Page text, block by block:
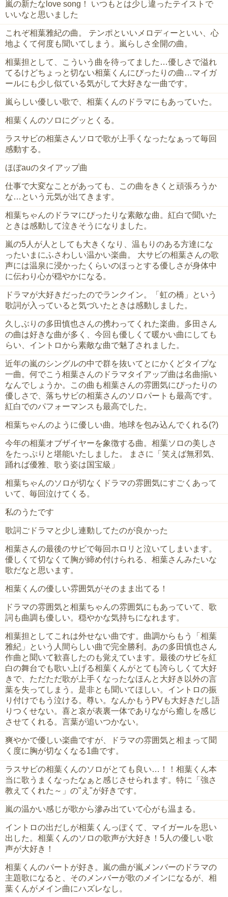
嵐の新たなlove song！ いつもとは少し違ったテイストで
いいなと思いました
これぞ相葉雅紀の曲。 テンポといいメロディーといい、心
地よくて何度も聞いてしまう。嵐らしさ全開の曲。
相葉担として、こういう曲を待ってました…優しさで溢れ
てるけどちょっと切ない相葉くんにぴったりの曲…マイガ
ールにも少し似ている気がして大好きな一曲です。
嵐らしい優しい歌で、相葉くんのドラマにもあっていた。
相葉くんのソロにグッとくる。
ラスサビの相葉さんソロで歌が上手くなったなぁって毎回
感動する。
ほぼauのタイアップ曲
仕事で大変なことがあっても、この曲をきくと頑張ろうか
な…という元気が出てきます。
相葉ちゃんのドラマにぴったりな素敵な曲。紅白で聞いた
ときは感動して泣きそうになりました。
嵐の5人が人としても大きくなり、温もりのある方達にな
ったいまにふさわしい温かい楽曲。 大サビの相葉さんの歌
声には温泉に浸かったくらいのほっとする優しさが身体中
に伝わり心が穏やかになる。
ドラマが大好きだったのでランクイン。「虹の橋」という
歌詞が入っていると気づいたときは感動しました。
久しぶりの多田慎也さんの携わってくれた楽曲。多田さん
の曲は好きな曲が多く、今回も優しくて暖かい曲にしても
らい、イントロから素敵な曲で魅了されました。
近年の嵐のシングルの中で群を抜いてとにかくどタイプな
一曲。何でこう相葉さんのドラマタイアップ曲は名曲揃い
なんでしょうか。この曲も相葉さんの雰囲気にぴったりの
優しさで、落ちサビの相葉さんのソロパートも最高です。
紅白でのパフォーマンスも最高でした。
相葉ちゃんのように優しい曲。地球を包み込んでくれる(?)
今年の相葉オブザイヤーを象徴する曲。相葉ソロの美しさ
をたっぷりと堪能いたしました。 まさに「笑えば無邪気、
踊れば優雅、歌う姿は国宝級」
相葉ちゃんのソロが切なくドラマの雰囲気にすごくあって
いて、毎回泣けてくる。
私のうたです
歌詞ごドラマと少し連動してたのが良かった
相葉さんの最後のサビで毎回ホロリと泣いてしまいます。
優しくて切なくて胸が締め付けられる、相葉さんみたいな
歌だなと思います。
相葉くんの優しい雰囲気がそのまま出てる！
ドラマの雰囲気と相葉ちゃんの雰囲気にもあっていて、歌
詞も曲調も優しい。穏やかな気持ちになれます。
相葉担としてこれは外せない曲です。曲調からもう「相葉
雅紀」という人間らしい曲で完全勝利。あの多田慎也さん
作曲と聞いて歓喜したのも覚えています。最後のサビを紅
白の舞台でも歌い上げる相葉くんがとても誇らしくて大好
きで、ただただ歌が上手くなったなほんと大好き以外の言
葉を失ってしまう。是非とも聞いてほしい。イントロの振
り付けでもう泣ける。尊い。なんかもうPVも大好きだし語
りつくせない。喜と哀が表裏一体でありながら癒しを感じ
させてくれる。言葉が追いつかない。
爽やかで優しい楽曲ですが、ドラマの雰囲気と相まって聞
く度に胸が切なくなる1曲です。
ラスサビの相葉くんのソロがとても良い…！！相葉くん本
当に歌うまくなったなぁと感じさせられます。特に「強さ
教えてくれた～」の"え"が好きです。
嵐の温かい感じが歌から滲み出ていて心がも温まる。
イントロの出だしが相葉くんっぽくて、マイガールを思い
出した。相葉くんのソロの歌声が大好き！5人の優しい歌
声が大好き！
相葉くんのパートが好き。嵐の曲が嵐メンバーのドラマの
主題歌になると、そのメンバーが歌のメインになるが、相
葉くんがメイン曲にハズレなし。